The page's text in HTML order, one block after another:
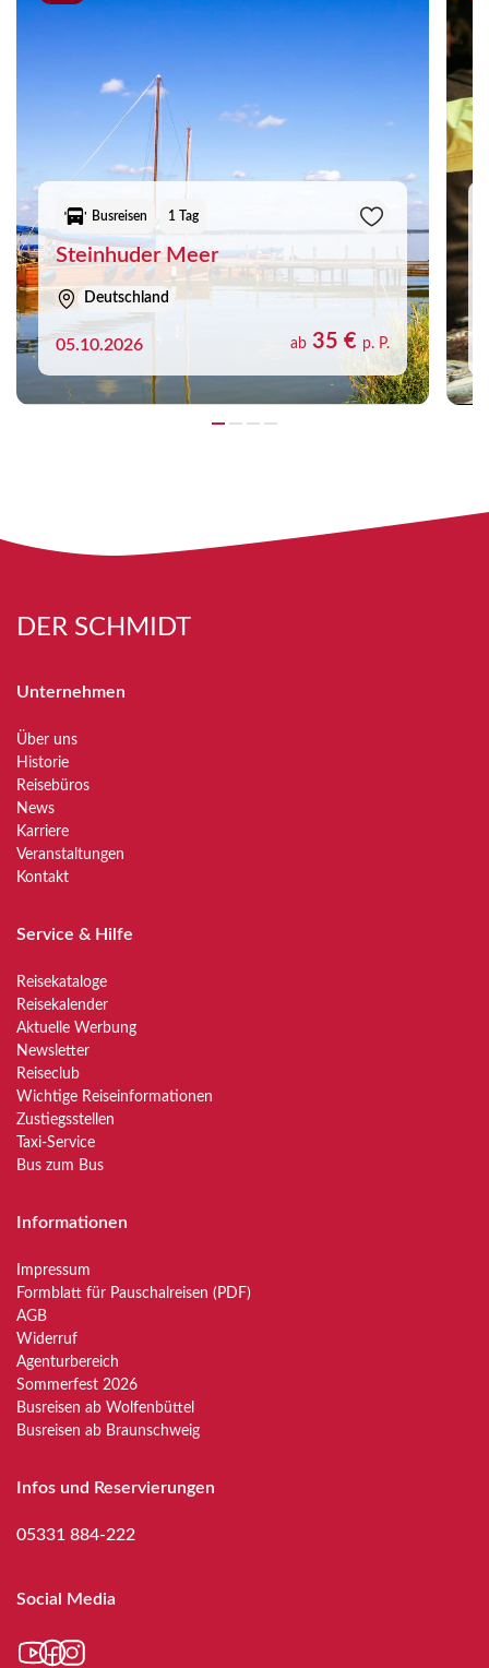
Busreisen 1 Tag
Steinhuder Meer
Deutschland
05.10.2026 ab 35 € p. P.
DER SCHMIDT
Unternehmen
Über uns
Historie
Reisebüros
News
Karriere
Veranstaltungen
Kontakt
Service & Hilfe
Reisekataloge
Reisekalender
Aktuelle Werbung
Newsletter
Reiseclub
Wichtige Reiseinformationen
Zustiegsstellen
Taxi-Service
Bus zum Bus
Informationen
Impressum
Formblatt für Pauschalreisen (PDF)
AGB
Widerruf
Agenturbereich
Sommerfest 2026
Busreisen ab Wolfenbüttel
Busreisen ab Braunschweig
Infos und Reservierungen
05331 884-222
Social Media
YouTube
Facebook
Instagram